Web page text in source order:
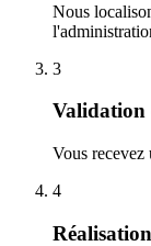
Nous
3
Validation
Vous
4